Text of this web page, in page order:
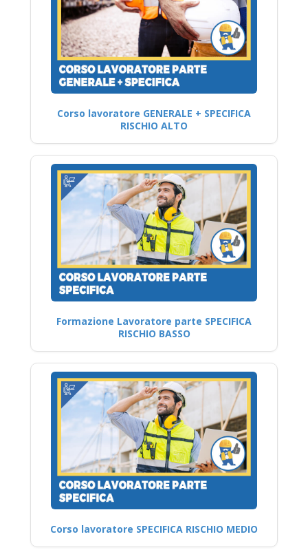
Corso lavoratore GENERALE + SPECIFICA
RISCHIO ALTO
Formazione Lavoratore parte SPECIFICA
RISCHIO BASSO
Corso lavoratore SPECIFICA RISCHIO MEDIO